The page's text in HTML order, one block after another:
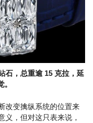
石，总重逾 15 克拉，延
改变擒纵系统的位置来
义，但对这只表来说，